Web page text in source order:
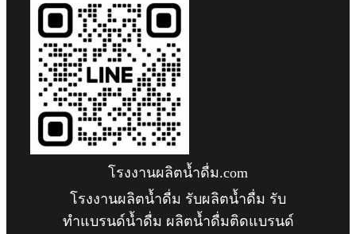
โรงงานผลิตน้ำดื่ม.com
โรงงานผลิตน้ำดื่ม รับผลิตน้ำดื่ม รับ
ทำแบรนด์น้ำดื่ม ผลิตน้ำดื่มติดแบรนด์